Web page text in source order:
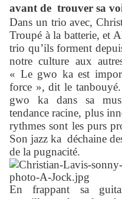
avant de trouver sa
Dans un trio avec,
Troupé à la batterie, et
trio qu’ils forment
notre culture aux
« Le gwo ka est
force », dit le
gwo ka dans sa
tendance racine, plus
rythmes sont les purs
Son jazz ka déchaine
de la pugnacité.
En frappant sa